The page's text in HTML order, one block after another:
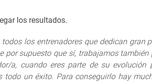
los resultados.
los entrenadores que dedican gran
supuesto que sí, trabajamos
a, cuando eres parte de su evolución
un éxito. Para conseguirlo hay